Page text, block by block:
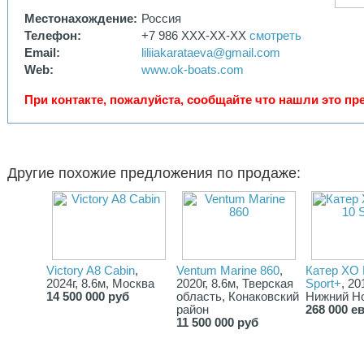
Kart, страхование, марина, спуск, сопровождение, оформление
под иностранным / офшорным флагом и полная растаможка
под турецкий флаг считаются отдельно после проверки
документов.
Основное
🚤 XO 270 Cabin 2018 находится в Европе, состояние б/у.
2,59 м, вес 2 250 кг, топливный бак 450 л, двигатель Suzuki
DF350, мощность 350 л.с., двигатель 2018 года, заявленная
наработка 287 моточасов, навигация Simrad 12” с эхолотом и
подтверждаются до сделки.
Местонахождение: Россия
Телефон:
+7 986 XXX-XX-XX смотреть
Email:
liliiakarataeva@gmail.com
Web:
www.ok-boats.com
При контакте, пожалуйста, сообщайте что нашли это
Другие похожие предложения по продаже:
Victory A8 Cabin,
2024г, 8.6м, Москва
14 500 000 руб
Ventum Marine 860,
2020г, 8.6м, Тверская
область, Конаковский
район
11 500 000 руб
Катер XO
Sport+,
Нижний
268 000